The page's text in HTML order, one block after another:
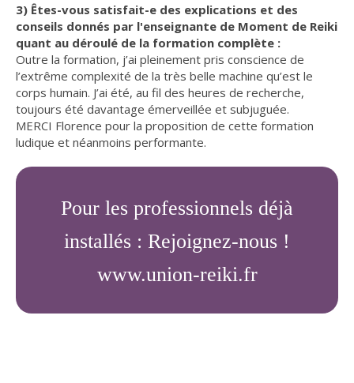
3) Êtes-vous satisfait-e des explications et des
conseils donnés par l'enseignante de Moment de Reiki
quant au déroulé de la formation complète :
Outre la formation, j’ai pleinement pris conscience de
l’extrême complexité de la très belle machine qu’est le
corps humain. J’ai été, au fil des heures de recherche,
toujours été davantage émerveillée et subjuguée.
MERCI Florence pour la proposition de cette formation
ludique et néanmoins performante.
Pour les professionnels déjà
installés : Rejoignez-nous !
www.union-reiki.fr